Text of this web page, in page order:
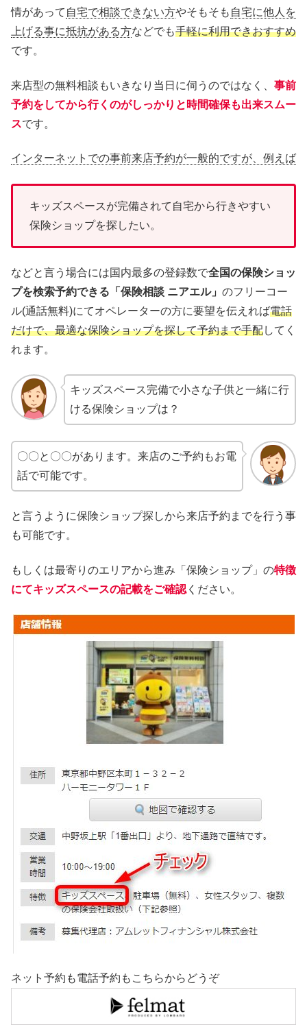
情があって 自宅で相談できない方やそもそも 自宅に他人を
上げる事に抵抗がある方などでも手軽に利用できおすすめ
です。
来店型の無料相談もいきなり当日に伺うのではなく、 事前
予約をしてから行くのがしっかりと時間確保も出来スムー
スです。
インターネットでの事前来店予約が一般的ですが、例えば
キッズスペースが完備されて自宅から行きやすい
保険ショップを探したい。
などと言う場合には国内最多の登録数で全国の保険ショッ
プを検索予約できる「保険相談 ニアエル」 のフリーコー
ル(通話無料)にてオペレーターの方に要望を伝えれば電話
だけで、最適な保険ショップを探して予約まで手配してく
れます。
キッズスペース完備で小さな子供と一緒に行
ける保険ショップは？
〇〇と〇〇があります。来店のご予約もお電
話で可能です。
と言うように保険ショップ探しから来店予約までを行う事
も可能です。
もしくは最寄りのエリアから進み「保険ショップ」の特徴
にてキッズスペースの記載をご確認 ください。
ネット予約も電話予約もこちらからどうぞ